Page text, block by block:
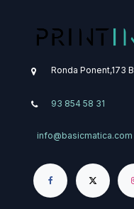
Ronda Ponent,173 B
93 854 58 31
info@basicmatica.com